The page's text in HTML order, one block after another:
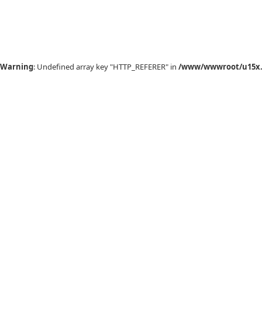
Warning: Undefined array key "HTTP_REFERER" in /www/wwwroot/